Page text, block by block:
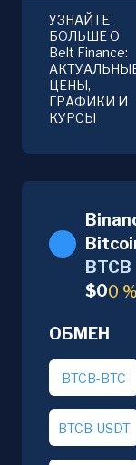
УЗНАЙТЕ
БОЛЬШЕ О
Belt Finance:
ЦЕНЫ,
ГРАФИКИ И
КУРСЫ
BTCB
$00 %
ОБМЕН
BTCB-BTC
BTCB-USDT